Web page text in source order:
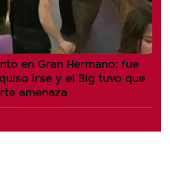
en Gran Hermano: fue
irse y el Big tuvo que
amenaza